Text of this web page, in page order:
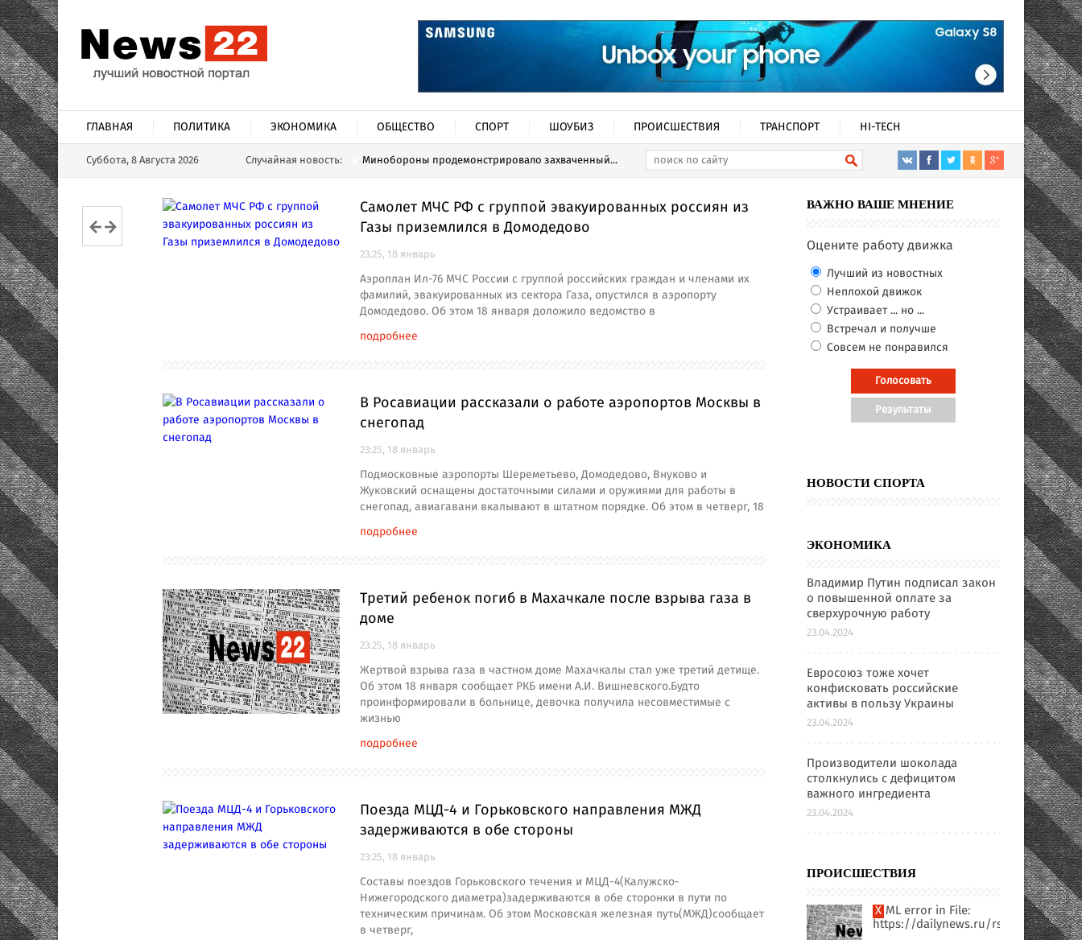
ГЛАВНАЯ ПОЛИТИКА ЭКОНОМИКА ОБЩЕСТВО СПОРТ ШОУБИЗ ПРОИСШЕСТВИЯ ТРАНСПОРТ HI-TECH
Суббота, 8 Августа 2026 Случайная новость: Минобороны продемонстрировало захваченный...
Самолет МЧС РФ с группой эвакуированных россиян из
Газы приземлился в Домодедово
23:25, 18 январь
Аэроплан Ил-76 МЧС России с группой российских граждан и членами их
фамилий, эвакуированных из сектора Газа, опустился в аэропорту
Домодедово. Об этом 18 января доложило ведомство в
подробнее
В Росавиации рассказали о работе аэропортов Москвы в
снегопад
23:25, 18 январь
Подмосковные аэропорты Шереметьево, Домодедово, Внуково и
Жуковский оснащены достаточными силами и оружиями для работы в
снегопад, авиагавани вкалывают в штатном порядке. Об этом в четверг, 18
подробнее
Третий ребенок погиб в Махачкале после взрыва газа в
доме
23:25, 18 январь
Жертвой взрыва газа в частном доме Махачкалы стал уже третий детище.
Об этом 18 января сообщает РКБ имени А.И. Вишневского.Будто
проинформировали в больнице, девочка получила несовместимые с
жизнью
подробнее
Поезда МЦД-4 и Горьковского направления МЖД
задерживаются в обе стороны
23:25, 18 январь
Составы поездов Горьковского течения и МЦД-4(Калужско-
Нижегородского диаметра)задерживаются в обе сторонки в пути по
техническим причинам. Об этом Московская железная путь(МЖД)сообщает
в четверг,
ВАЖНО ВАШЕ МНЕНИЕ
Оцените работу движка
Лучший из новостных
Неплохой движок
Устраивает ... но ...
Встречал и получше
Совсем не понравился
НОВОСТИ СПОРТА
ЭКОНОМИКА
Владимир Путин подписал закон
о повышенной оплате за
сверхурочную работу
23.04.2024
Евросоюз тоже хочет
конфисковать российские
активы в пользу Украины
23.04.2024
Производители шоколада
столкнулись с дефицитом
важного ингредиента
23.04.2024
ПРОИСШЕСТВИЯ
XML error in File:
https://dailynews.ru/rssfull.xml